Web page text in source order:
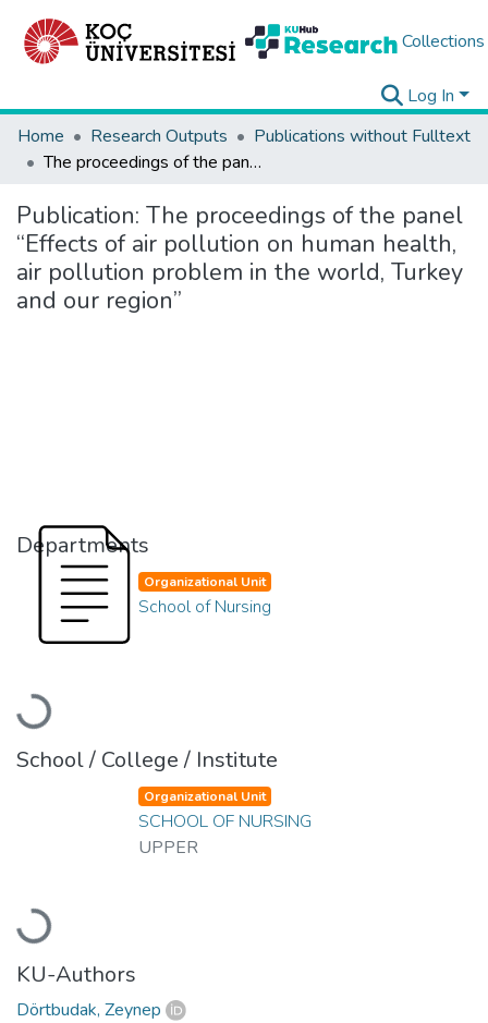
Collections
Log In
Home
Research Outputs
Publications without Fulltext
The proceedings of the panel “Effects of air pollution on human health, air pollution problem in the world, Turkey and our region”
Publication: The proceedings of the panel
“Effects of air pollution on human health,
air pollution problem in the world, Turkey
and our region”
Departments
Loading...
Organizational Unit
School of Nursing
School / College / Institute
Loading...
Organizational Unit
SCHOOL OF NURSING
UPPER
KU-Authors
Dörtbudak, Zeynep